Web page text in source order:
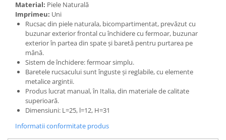
Material: Piele Naturală
Imprimeu: Uni
Rucsac din piele naturala, bicompartimentat, prevăzut cu
buzunar exterior frontal cu închidere cu fermoar, buzunar
exterior în partea din spate și baretă pentru purtarea pe
mână.
Sistem de închidere: fermoar simplu.
Baretele rucsacului sunt înguste și reglabile, cu elemente
metalice argintii.
Produs lucrat manual, în Italia, din materiale de calitate
superioară.
Dimensiuni: L=25, l=12, H=31
Informatii conformitate produs